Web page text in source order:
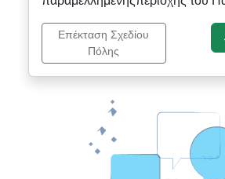
Επέκταση Σχεδίου
Πόλης